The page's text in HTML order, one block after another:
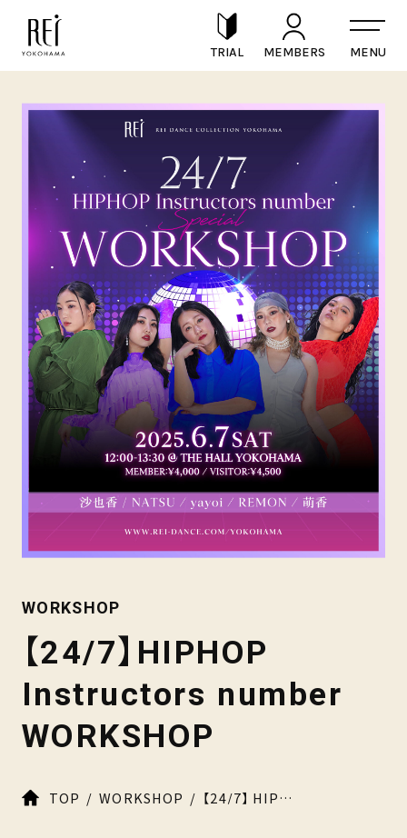
TRIAL MEMBERS
WORKSHOP
【24/7】HIPHOP
Instructors number
WORKSHOP
TOP WORKSHOP 【24/7】 HIPHOP Instructors number WORKSHOP